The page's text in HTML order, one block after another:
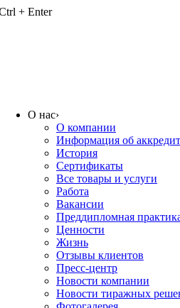
+ Enter
О нас›
О компании
Информация об
История
Сертификаты
Все товары и услуги
Работа
Вакансии
Преддипломная
Ценности
Жизнь
Отзывы клиентов
Пресс-центр
Новости компании
Новости тиражных